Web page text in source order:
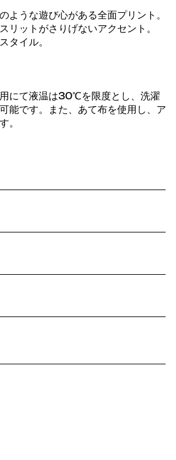
ような遊び心がある全面プリント。
リットがさりげないアクセント。
タイル。
にて液温は30℃を限度とし、洗濯
能です。また、あて布を使用し、ア
。